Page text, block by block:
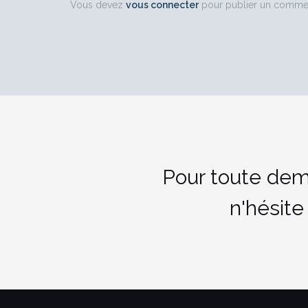
Vous devez vous connecterpour publier un
Pour toute